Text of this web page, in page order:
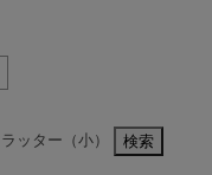
ッター（小）